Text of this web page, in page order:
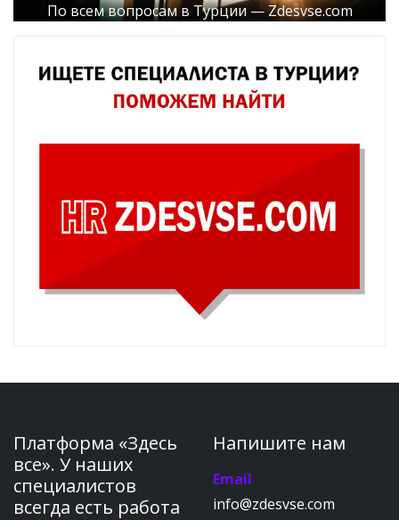
По всем вопросам в Турции — Zdesvse.com
Платформа «Здесь
все». У наших
специалистов
всегда есть работа
Напишите нам
Email
info@zdesvse.com